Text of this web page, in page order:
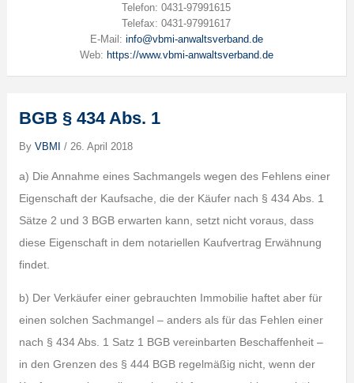
Telefon: 0431-97991615
Telefax: 0431-97991617
E-Mail: info@vbmi-anwaltsverband.de
Web: https://www.vbmi-anwaltsverband.de
BGB § 434 Abs. 1
By VBMI / 26. April 2018
a) Die Annahme eines Sachmangels wegen des Fehlens einer
Eigenschaft der Kaufsache, die der Käufer nach § 434 Abs. 1
Sätze 2 und 3 BGB erwarten kann, setzt nicht voraus, dass
diese Eigenschaft in dem notariellen Kaufvertrag Erwähnung
findet.
b) Der Verkäufer einer gebrauchten Immobilie haftet aber für
einen solchen Sachmangel – anders als für das Fehlen einer
nach § 434 Abs. 1 Satz 1 BGB vereinbarten Beschaffenheit –
in den Grenzen des § 444 BGB regelmäßig nicht, wenn der